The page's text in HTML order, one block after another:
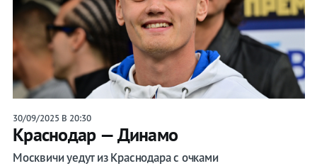
30/09/2025 В 20:30
Краснодар — Динамо
Москвичи уедут из Краснодара с очками